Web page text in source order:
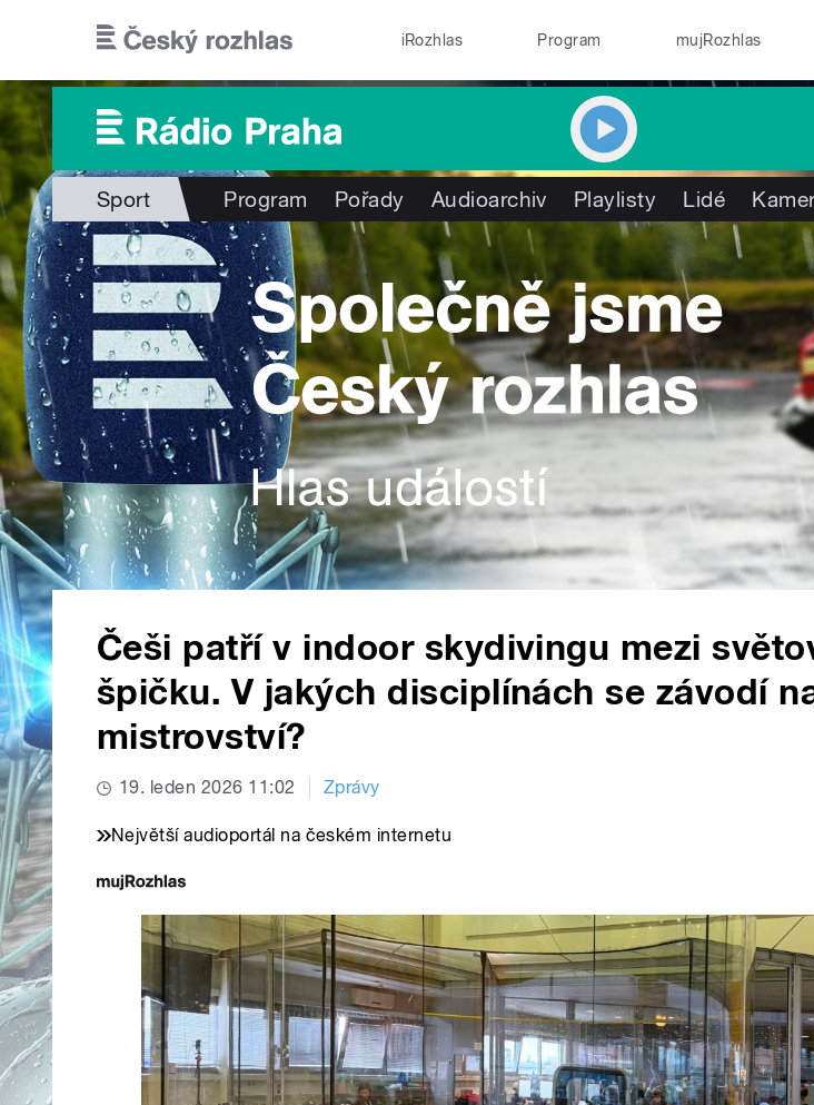
iRozhlas Program mujRozhlas
Sport Program Pořady Audioarchiv Playlisty Lidé
Češi patří v indoor skydivingu mezi
špičku. V jakých disciplínách se závodí
mistrovství?
19. leden 2026 11:02 Zprávy
Největší audioportál na českém internetu